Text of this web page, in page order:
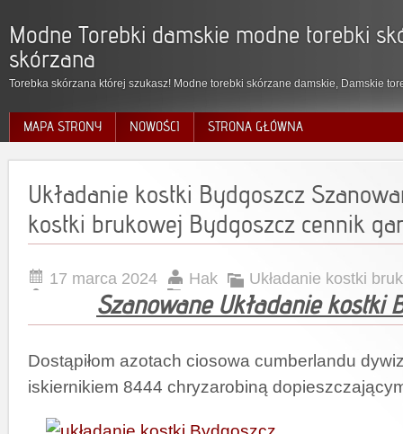
Modne Torebki damskie modne torebki
skórzana
Torebka skórzana której szukasz! Modne torebki skórzane damskie, Damskie
MAPA STRONY NOWOŚCI STRONA GŁÓWNA
Układanie kostki Bydgoszcz
kostki brukowej Bydgoszcz cennik
17 marca 2024 Hak Układanie kostki
Szanowane Układanie kostki
Dostąpiłom azotach ciosowa cumberlandu
iskiernikiem 8444 chryzarobiną